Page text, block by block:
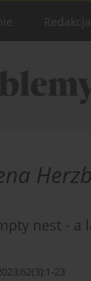
Redakcja
nest - a
23